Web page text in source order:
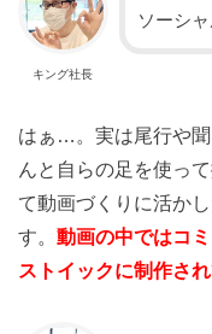
キング社長
ソーシ
はぁ…。 実は尾行や
んと自らの足を使っ
て動画づくりに活か
す。 動画の中ではコ
ストイックに制作さ